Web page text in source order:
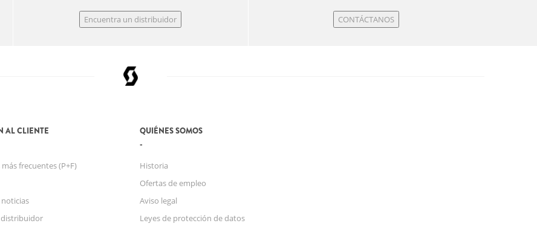
Encuentra un distribuidor CONTÁCTANOS
AL CLIENTE
frecuentes (P+F)
distribuidor
QUIÉNES SOMOS
Historia
Ofertas de empleo
Aviso legal
Leyes de protección de datos